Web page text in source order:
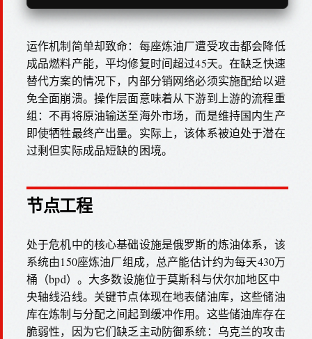
运作机制简单却致命：每座炼油厂遭受攻击都会降低
成品燃料产能，平均修复时间超过45天。在缺乏快速
替代方案的情况下，内部分销网络必须实施配给以避
免全面崩溃。操作层面意味着从下游到上游的流程重
组：不再将原油输送至海外市场，而是维持国内生产
即使牺牲最终产出量。实际上，该体系被迫处于潜在
过剩但实际成品短缺的困境。
节点工程
处于危机中的核心基础设施是俄罗斯的炼油体系，该
系统由150座炼油厂组成，总产能估计约为每天430万
桶（bpd）。大多数设施位于莫斯科与伏尔加地区中
央轴线沿线。关键节点体现在地表储油库，这些储油
库在炼制与分配之间起到缓冲作用。这些储油库存在
脆弱性，因为它们缺乏主动防御系统：乌克兰的攻击